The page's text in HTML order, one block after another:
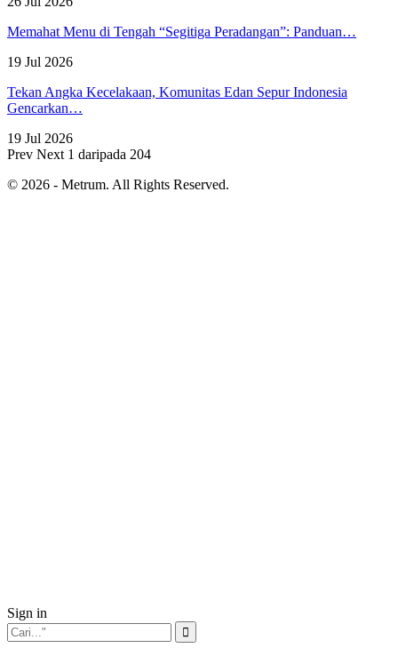
Memahat Menu di Tengah “Segitiga Peradangan”: Panduan…
19 Jul 2026
Tekan Angka Kecelakaan, Komunitas Edan Sepur Indonesia
Gencarkan…
19 Jul 2026
Prev Next 1 daripada 204
© 2026 - Metrum. All Rights Reserved.
Sign in